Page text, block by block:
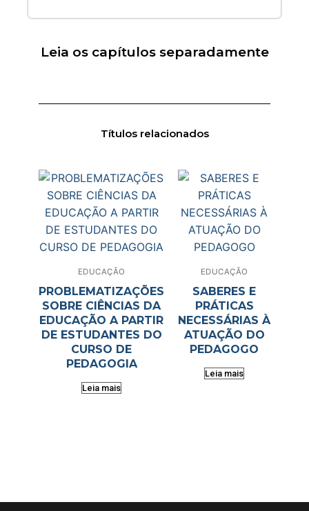
Leia os capítulos separadamente
Títulos relacionados
EDUCAÇÃO
PROBLEMATIZAÇÕES
SOBRE CIÊNCIAS DA
EDUCAÇÃO A PARTIR
DE ESTUDANTES DO
CURSO DE
PEDAGOGIA
Leia mais
EDUCAÇÃO
SABERES E
PRÁTICAS
NECESSÁRIAS À
ATUAÇÃO DO
PEDAGOGO
Leia mais